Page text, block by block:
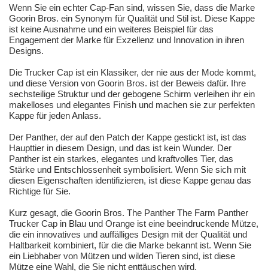
Wenn Sie ein echter Cap-Fan sind, wissen Sie, dass die Marke
Goorin Bros. ein Synonym für Qualität und Stil ist. Diese Kappe
ist keine Ausnahme und ein weiteres Beispiel für das
Engagement der Marke für Exzellenz und Innovation in ihren
Designs.
Die Trucker Cap ist ein Klassiker, der nie aus der Mode kommt,
und diese Version von Goorin Bros. ist der Beweis dafür. Ihre
sechsteilige Struktur und der gebogene Schirm verleihen ihr ein
makelloses und elegantes Finish und machen sie zur perfekten
Kappe für jeden Anlass.
Der Panther, der auf den Patch der Kappe gestickt ist, ist das
Haupttier in diesem Design, und das ist kein Wunder. Der
Panther ist ein starkes, elegantes und kraftvolles Tier, das
Stärke und Entschlossenheit symbolisiert. Wenn Sie sich mit
diesen Eigenschaften identifizieren, ist diese Kappe genau das
Richtige für Sie.
Kurz gesagt, die Goorin Bros. The Panther The Farm Panther
Trucker Cap in Blau und Orange ist eine beeindruckende Mütze,
die ein innovatives und auffälliges Design mit der Qualität und
Haltbarkeit kombiniert, für die die Marke bekannt ist. Wenn Sie
ein Liebhaber von Mützen und wilden Tieren sind, ist diese
Mütze eine Wahl, die Sie nicht enttäuschen wird.